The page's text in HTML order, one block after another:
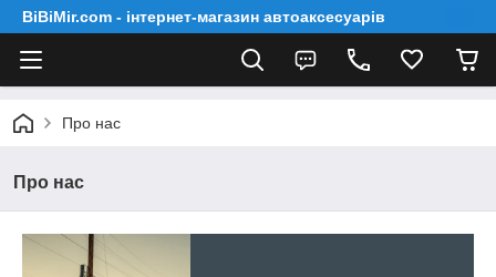
BiBiMir.com - інтернет-магазин автоаксесуарів
Про нас
Про нас